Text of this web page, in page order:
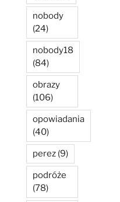
nobody
(24)
nobody18
(84)
obrazy
(106)
opowiadania
(40)
perez (9)
podróże
(78)